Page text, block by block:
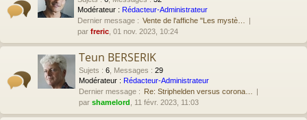
Modérateur : Rédacteur-Administrateur
Dernier message : Vente de l'affiche "Les mystè…
par freric , 01 nov. 2023, 10:24
Teun BERSERIK
Sujets : 6 Messages : 29
Modérateur : Rédacteur-Administrateur
Dernier message : Re: Striphelden versus corona…
par shamelord , 11 févr. 2023, 11:03